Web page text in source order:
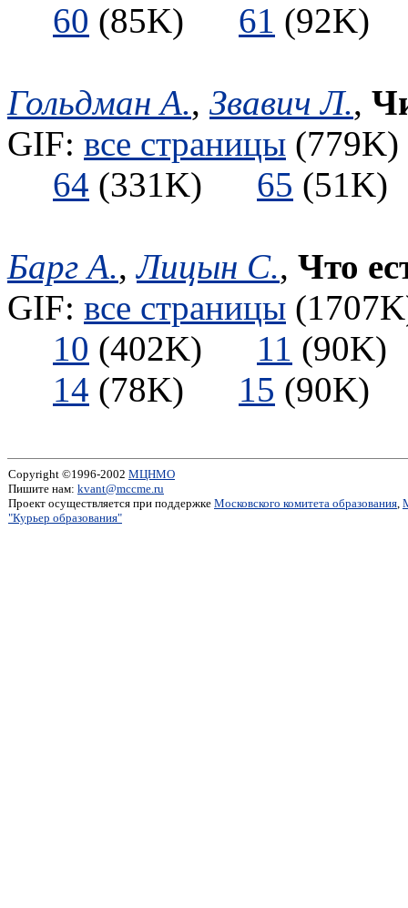
60 (85K) 61
Гольдман А., Звавич Л.,
GIF: все страницы
64 (331K) 65
Барг А.,Лицын С., Что
GIF: все страницы
10 (402K) 11
14 (78K) 15
Copyright ©1996-2002 МЦНМО
Пишите нам: kvant@mccme.ru
Проект осуществляется при поддержке Московского комитета образования,
"Курьер образования"